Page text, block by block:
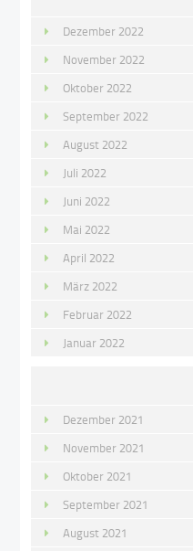
Dezember 2022
November 2022
Oktober 2022
September 2022
August 2022
Juli 2022
Juni 2022
Mai 2022
April 2022
März 2022
Februar 2022
Januar 2022
Dezember 2021
November 2021
Oktober 2021
September 2021
August 2021